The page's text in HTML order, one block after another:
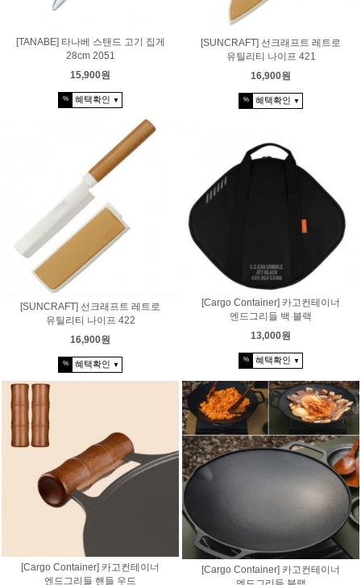
[TANABE] 타나베 스탠드 고기 집게
28cm 2051
15,900원
% 혜택확인 ▼
[SUNCRAFT] 선크래프트 레트로
유틸리티 나이프 421
16,900원
% 혜택확인 ▼
[SUNCRAFT] 선크래프트 레트로
유틸리티 나이프 422
16,900원
% 혜택확인 ▼
[Cargo Container] 카고컨테이너
엔드그리들 백 블랙
13,000원
% 혜택확인 ▼
[Cargo Container] 카고컨테이너
엔드그리들 핸들 우드
[Cargo Container] 카고컨테이너